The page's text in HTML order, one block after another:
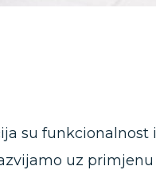
su funkcionalnost i
uz primjenu